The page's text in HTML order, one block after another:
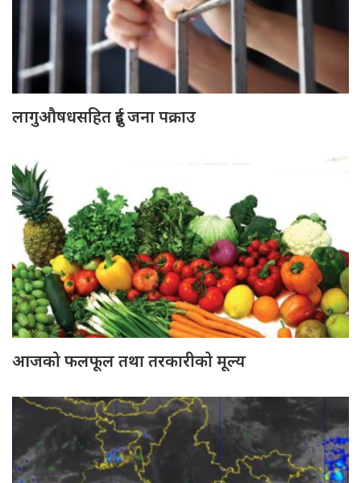
लागुऔषधसहित दुई जना पक्राउ
आजको फलफूल तथा तरकारीको मूल्य